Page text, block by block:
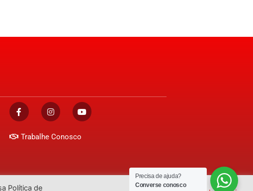
Trabalhe Conosco
Desenvolvido porGO!Sites
Política de
Precisa de ajuda?
Converse conosco